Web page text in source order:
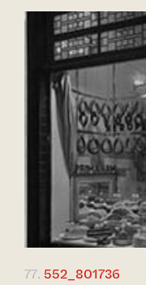
77. 552_801736